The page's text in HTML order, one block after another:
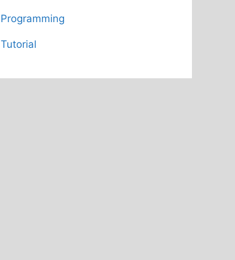
Programming
Tutorial